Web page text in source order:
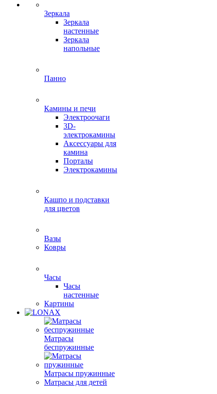
Зеркала
Зеркала
настенные
Зеркала
напольные
Панно
Камины и печи
Электроочаги
3D-
электрокамины
Аксессуары для
камина
Порталы
Электрокамины
Кашпо и подставки
для цветов
Вазы
Ковры
Часы
Часы
настенные
Картины
Матрасы
беспружинные
Матрасы пружинные
Матрасы для детей